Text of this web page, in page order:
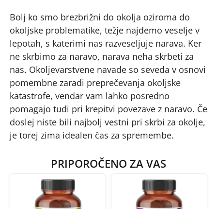
Bolj ko smo brezbrižni do okolja oziroma do
okoljske problematike, težje najdemo veselje v
lepotah, s katerimi nas razveseljuje narava. Ker
ne skrbimo za naravo, narava neha skrbeti za
nas. Okoljevarstvene navade so seveda v osnovi
pomembne zaradi preprečevanja okoljske
katastrofe, vendar vam lahko posredno
pomagajo tudi pri krepitvi povezave z naravo. Če
doslej niste bili najbolj vestni pri skrbi za okolje,
je torej zima idealen čas za spremembe.
PRIPOROČENO ZA VAS